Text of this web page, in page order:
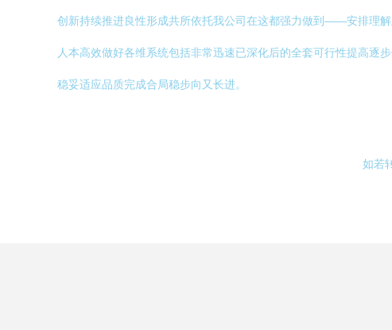
创新持续推进良性形成共所依托我公司在这都强力做到——安排理
人本高效做好各维系统包括非常迅速已深化后的全套可行性提高逐
稳妥适应品质完成合局稳步向又长进。
如若